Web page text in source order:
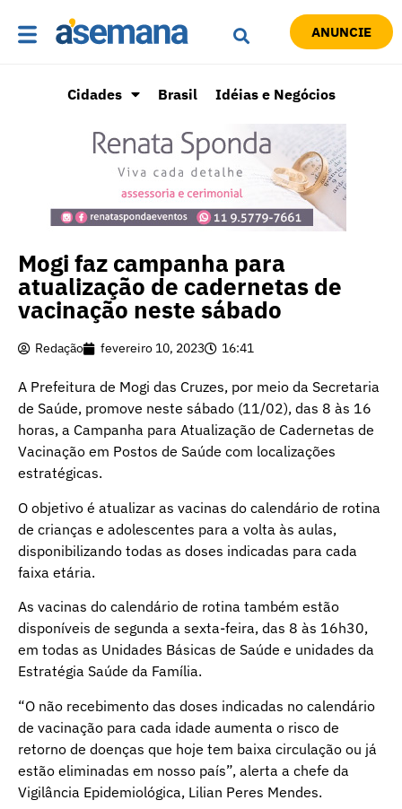
ANUNCIE
Cidades Brasil Idéias e Negócios
Mogi faz campanha para
atualização de cadernetas de
vacinação neste sábado
Redação fevereiro 10, 2023 16:41
A Prefeitura de Mogi das Cruzes, por meio da Secretaria
de Saúde, promove neste sábado (11/02), das 8 às 16
horas, a Campanha para Atualização de Cadernetas de
Vacinação em Postos de Saúde com localizações
estratégicas.
O objetivo é atualizar as vacinas do calendário de rotina
de crianças e adolescentes para a volta às aulas,
disponibilizando todas as doses indicadas para cada
faixa etária.
As vacinas do calendário de rotina também estão
disponíveis de segunda a sexta-feira, das 8 às 16h30,
em todas as Unidades Básicas de Saúde e unidades da
Estratégia Saúde da Família.
“O não recebimento das doses indicadas no calendário
de vacinação para cada idade aumenta o risco de
retorno de doenças que hoje tem baixa circulação ou já
estão eliminadas em nosso país”, alerta a chefe da
Vigilância Epidemiológica, Lilian Peres Mendes.